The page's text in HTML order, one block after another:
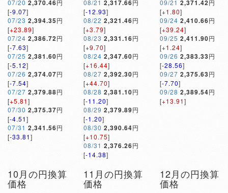
07/20 2,370.46円
[-9.07]
07/23 2,394.35円
[+23.89]
07/24 2,386.72円
[-7.63]
07/25 2,381.60円
[-5.12]
07/26 2,374.07円
[-7.54]
07/27 2,379.88円
[+5.81]
07/30 2,375.37円
[-4.51]
07/31 2,341.56円
[-33.81]
08/21 2,317.66円
[-12.93]
08/22 2,321.46円
[+3.79]
08/23 2,331.16円
[+9.70]
08/24 2,347.60円
[+16.44]
08/27 2,392.30円
[+44.70]
08/28 2,381.10円
[-11.20]
08/29 2,379.89円
[-1.20]
08/30 2,390.64円
[+10.75]
08/31 2,376.26円
[-14.38]
09/21 2,371.42円
[+1.80]
09/24 2,410.66円
[+39.24]
09/25 2,411.90円
[+1.24]
09/26 2,383.33円
[-28.56]
09/27 2,375.63円
[-7.70]
09/28 2,389.54円
[+13.91]
10月の円換算
価格
11月の円換算
価格
12月の円換算
価格